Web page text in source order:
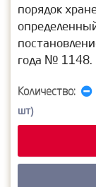
порядок
года № 1148.
Количество:
шт)